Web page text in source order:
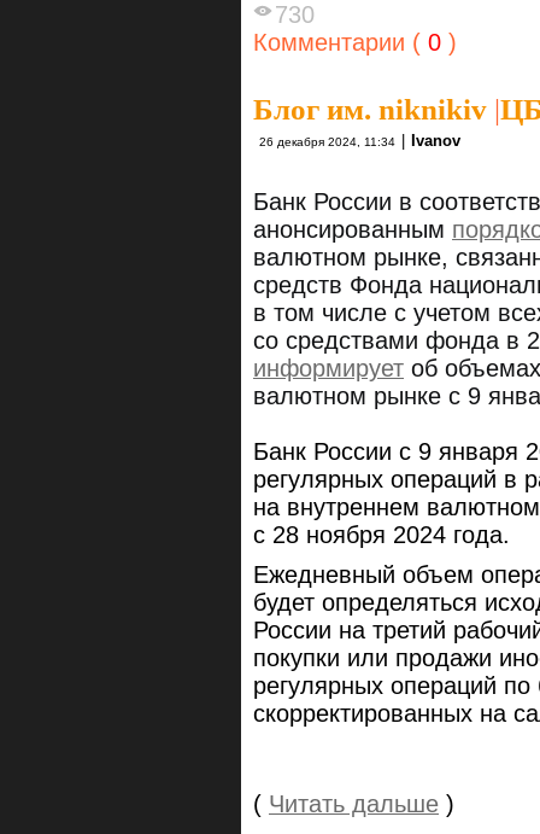
730
Комментарии ( 0 )
Блог им. niknikiv |
26 декабря 2024, 11:34 Ivanov
Банк России в
анонсированным
валютном рынке,
средств Фонда
в том числе с учетом
со средствами фонда в
информирует об
валютном рынке c 9
Банк России с 9 января
регулярных операций в
на внутреннем
с 28 ноября 2024 года.
Ежедневный объем
будет определяться
России на третий
покупки или продажи
регулярных операций
скорректированных на
( Читать дальше )